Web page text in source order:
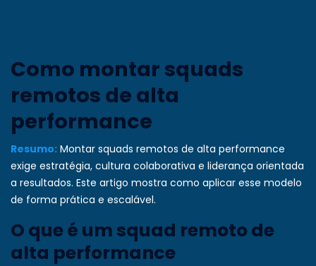
Como montar squads
remotos de alta
performance
Resumo: Montar squads remotos de alta performance
exige estratégia, cultura colaborativa e liderança orientada
a resultados. Este artigo mostra como aplicar esse modelo
de forma prática e escalável.
O que é um squad remoto de
alta performance